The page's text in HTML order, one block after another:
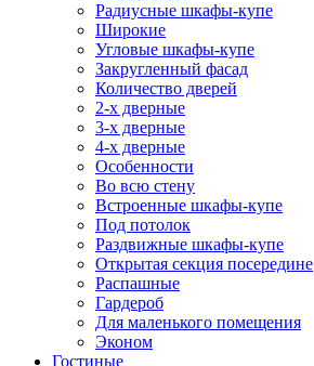
Радиусные шкафы-купе
Широкие
Угловые шкафы-купе
Закругленный фасад
Количество дверей
2-х дверные
3-х дверные
4-х дверные
Особенности
Во всю стену
Встроенные шкафы-купе
Под потолок
Раздвижные шкафы-купе
Открытая секция посередине
Распашные
Гардероб
Для маленького помещения
Эконом
Гостиные